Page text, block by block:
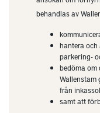
behandlas av
hantera
parkering-
bedöma om
Wallenstam
från
samt att